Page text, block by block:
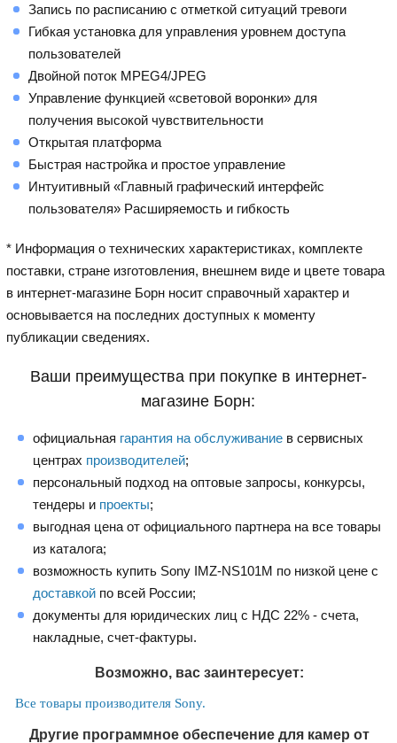
Запись по расписанию с отметкой ситуаций тревоги
Гибкая установка для управления уровнем доступа
пользователей
Двойной поток MPEG4/JPEG
Управление функцией «световой воронки» для
получения высокой чувствительности
Открытая платформа
Быстрая настройка и простое управление
Интуитивный «Главный графический интерфейс
пользователя» Расширяемость и гибкость
* Информация о технических характеристиках, комплекте
поставки, стране изготовления, внешнем виде и цвете товара
в интернет-магазине Борн носит справочный характер и
основывается на последних доступных к моменту
публикации сведениях.
Ваши преимущества при покупке в интернет-
магазине Борн:
официальная гарантия на обслуживание в сервисных
центрах производителей;
персональный подход на оптовые запросы, конкурсы,
тендеры и проекты;
выгодная цена от официального партнера на все товары
из каталога;
возможность купить Sony IMZ-NS101M по низкой цене с
доставкой по всей России;
документы для юридических лиц с НДС 22% - счета,
накладные, счет-фактуры.
Возможно, вас заинтересует:
Все товары производителя Sony.
Другие программное обеспечение для камер от